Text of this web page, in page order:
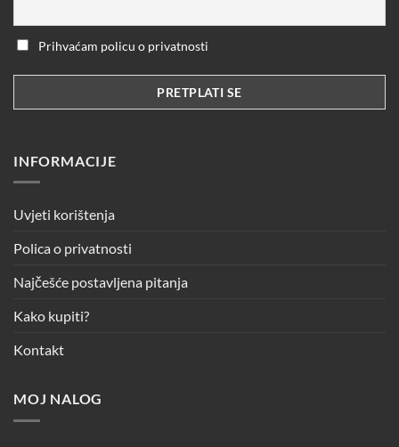
Prihvaćam policu o privatnosti
INFORMACIJE
Uvjeti korištenja
Polica o privatnosti
Najčešće postavljena pitanja
Kako kupiti?
Kontakt
MOJ NALOG